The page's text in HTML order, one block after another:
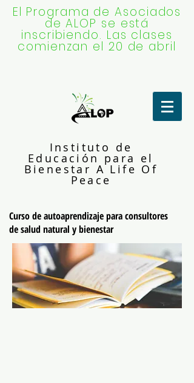
El Programa de Asociados
de ALOP se está
inscribiendo. Las clases
comienzan el 20 de abril
Instituto de
Educación para el
Bienestar A Life Of
Peace
Curso de autoaprendizaje para consultores
de salud natural y bienestar